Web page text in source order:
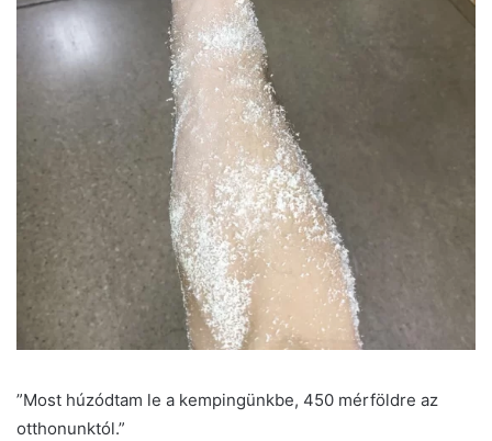
”Most húzódtam le a kempingünkbe, 450 mérföldre az
otthonunktól.”